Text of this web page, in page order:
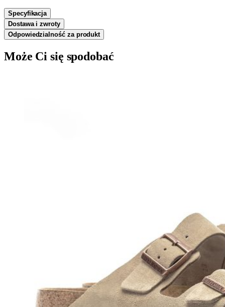
Specyfikacja
Dostawa i zwroty
Odpowiedzialność za produkt
Może Ci się spodobać